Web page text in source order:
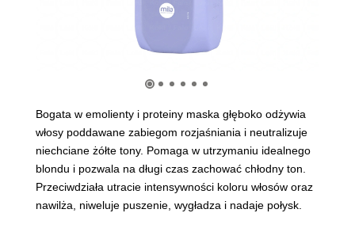
Bogata w emolienty i proteiny maska głęboko odżywia
włosy poddawane zabiegom rozjaśniania i neutralizuje
niechciane żółte tony. Pomaga w utrzymaniu idealnego
blondu i pozwala na długi czas zachować chłodny ton.
Przeciwdziała utracie intensywności koloru włosów oraz
nawilża, niweluje puszenie, wygładza i nadaje połysk.